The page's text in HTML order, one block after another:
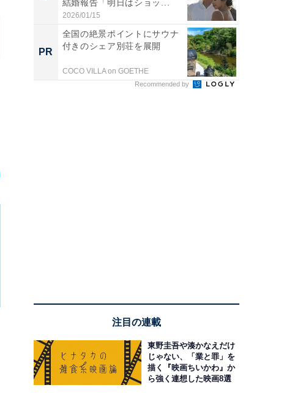
結婚報告「明日はショッ...
2026/01/15
PR
全国の絶景ポイントにサウナ
付きのシェア別荘を展開
COCO VILLA on GOETHE
Recommended by
注目の連載
東野圭吾や湊かなえだけ
じゃない、「業と罪」を
描く『映画ちいかわ』か
ら強く連想した映画8選